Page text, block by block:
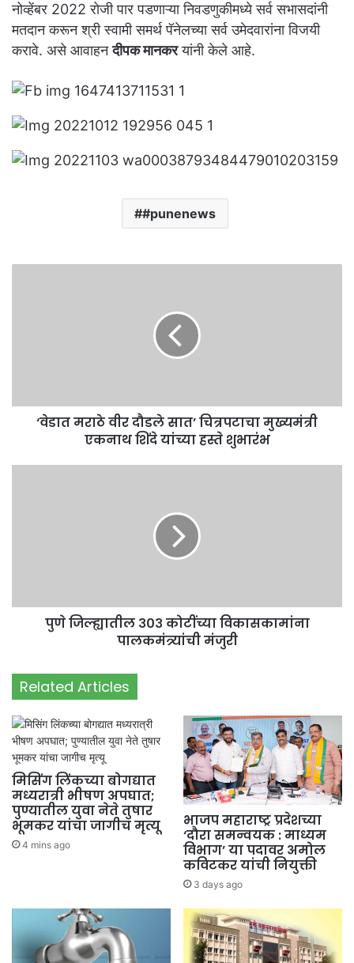
नोव्हेंबर 2022 रोजी पार पडणाऱ्या निवडणुकीमध्ये सर्व सभासदांनी
मतदान करून श्री स्वामी समर्थ पॅनेलच्या सर्व उमेदवारांना विजयी
करावे. असे आवाहनदीपक मानकरयांनी केले आहे.
#punenews
‘वेडात मराठे वीर दौडले सात’ चित्रपटाचा मुख्यमंत्री
एकनाथ शिंदे यांच्या हस्ते शुभारंभ
पुणे जिल्ह्यातील ३०३ कोटींच्या विकासकामांना
पालकमंत्र्यांची मंजुरी
Related Articles
मिसिंग लिंकच्या बोगद्यात
मध्यरात्री भीषण अपघात;
पुण्यातील युवा नेते तुषार
भूमकर यांचा जागीच मृत्यू
4 mins ago
भाजप महाराष्ट्र प्रदेशच्या
‘दौरा समन्वयक : माध्यम
विभाग’ या पदावर अमोल
कविटकर यांची नियुक्ती
3 days ago